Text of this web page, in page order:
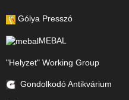
Gólya Presszó
MEBAL
"Helyzet" Working Group
Gondolkodó Antikvárium